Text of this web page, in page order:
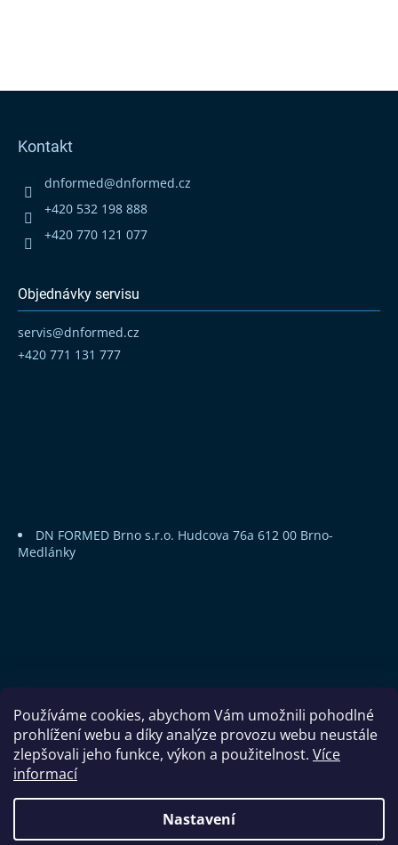
Používáme cookies, abychom Vám umožnili pohodlné
prohlížení webu a díky analýze provozu webu neustále
zlepšovali jeho funkce, výkon a použitelnost. Více
informací
Nastavení
Kontakt
dnformed@dnformed.cz
+420 532 198 888
+420 770 121 077
Objednávky servisu
servis@dnformed.cz
+420 771 131 777
DN FORMED Brno s.r.o. Hudcova 76a 612 00 Brno-
Medlánky
DN FORMED Brno s.r.o.
vyhrazena.